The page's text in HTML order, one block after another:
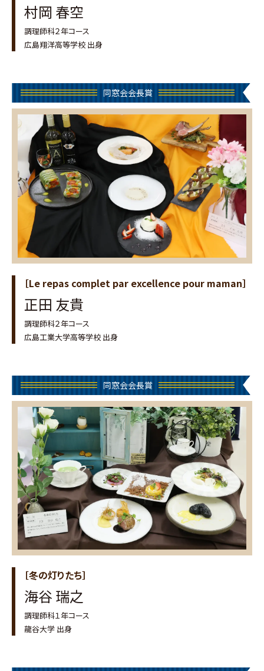
村岡 春空
調理師科２年コース
広島翔洋高等学校 出身
同窓会会長賞
［Le repas complet par excellence pour maman］
正田 友貴
調理師科２年コース
広島工業大学高等学校 出身
同窓会会長賞
［冬の灯りたち］
海谷 瑞之
調理師科１年コース
龍谷大学 出身